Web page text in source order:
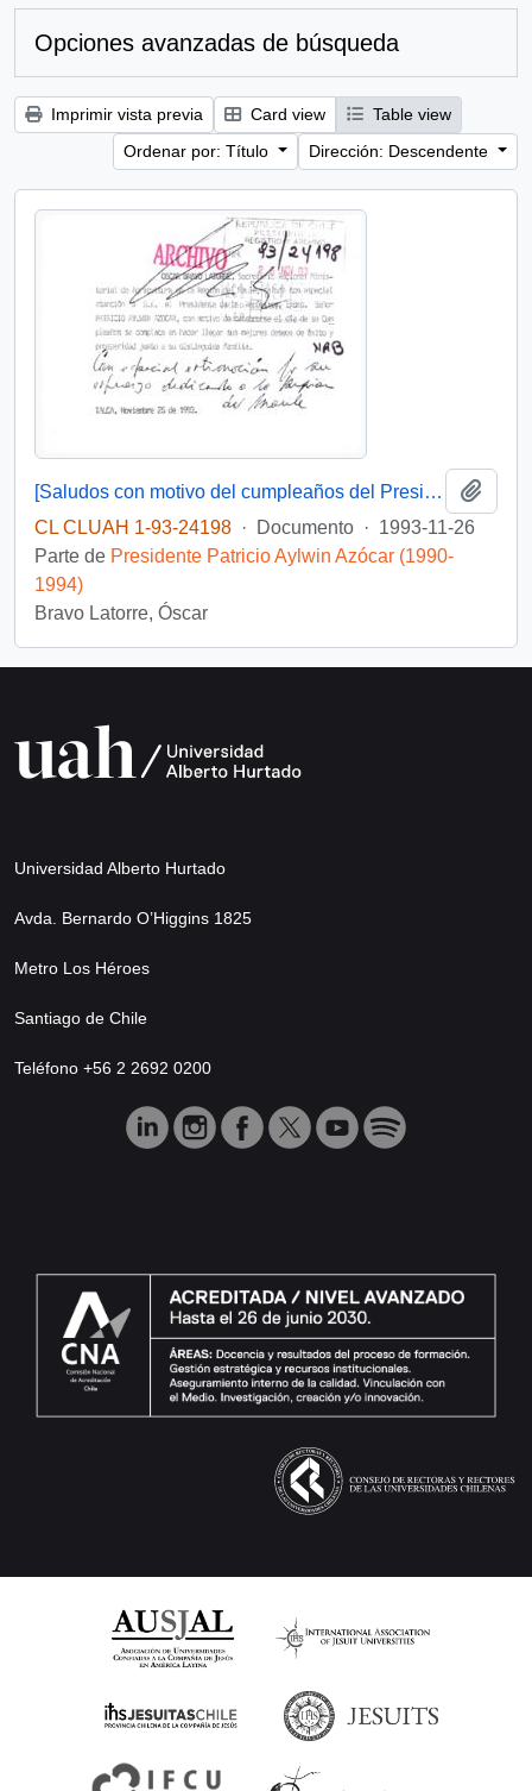
Opciones avanzadas de búsqueda
Imprimir vista previa Card view
Table view
Ordenar por: Título
Dirección: Descendente
[Saludos con motivo del cumpleaños del Presidente]
CL CLUAH 1-93-24198 · Documento · 1993-11-26
Parte de Presidente Patricio Aylwin Azócar (1990-
1994)
Bravo Latorre, Óscar
Universidad Alberto Hurtado
Avda. Bernardo O’Higgins 1825
Metro Los Héroes
Santiago de Chile
Teléfono +56 2 2692 0200